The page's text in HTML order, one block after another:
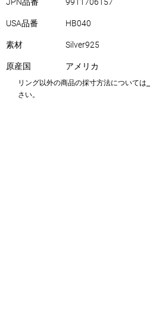
USA品番 HB040
素材 Silver925
原産国 アメリカ
リング以外の商品の採寸方法については
さい。